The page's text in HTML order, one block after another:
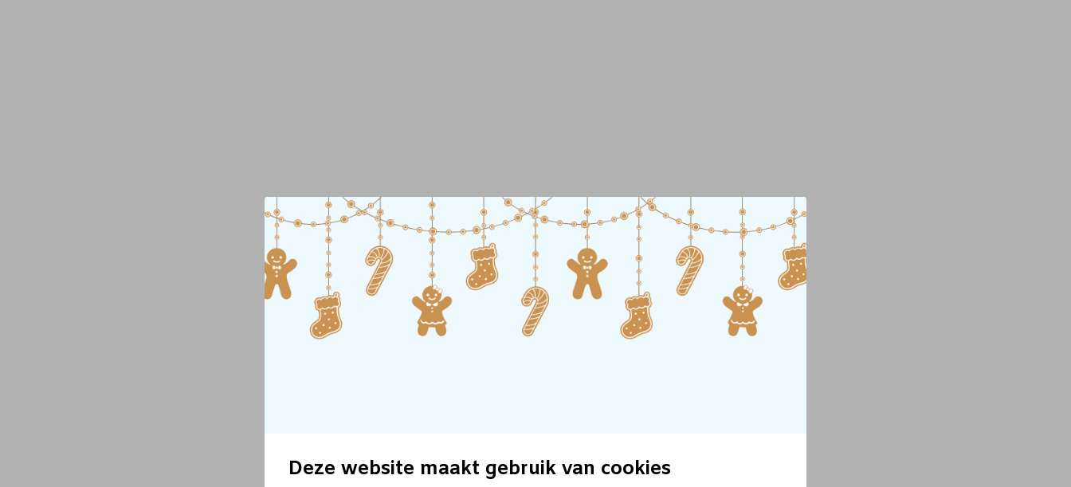
Deze website maakt gebruik van cookies